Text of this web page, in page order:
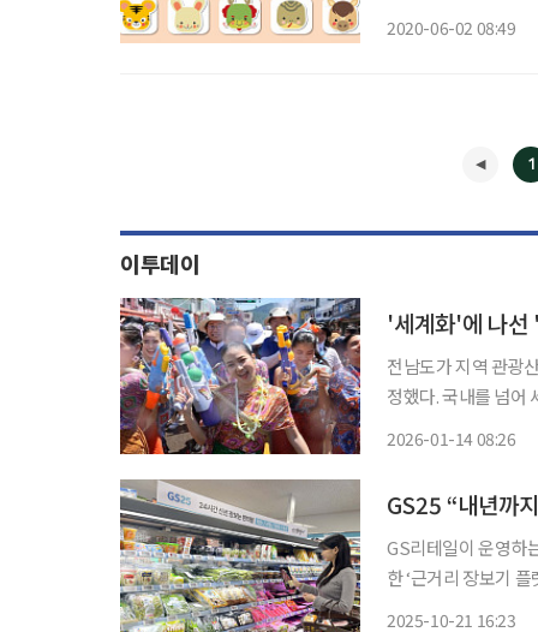
2020-06-02 08:49
1
이투데이
'세계화'에 나선
전남도가 지역 관광
정했다. 국내를 넘어 세계로 도약하기 위한 경쟁력 강화에 나선다는 계획이다. 전남도는 최근
2026-01-14 08:26
GS25 “내년까
GS리테일이 운영하
한 ‘근거리 장보기 플랫
2025-10-21 16:23